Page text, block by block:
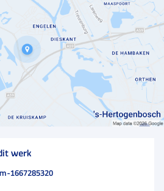
60 mensen werkzaam. Er
waarbij samen wordt
resultaat!
werk
1667285320